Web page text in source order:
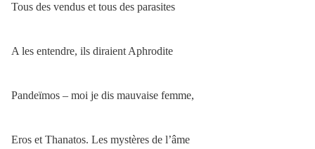
Tous des vendus et tous des parasites
A les entendre, ils diraient Aphrodite
Pandeïmos – moi je dis mauvaise femme,
Eros et Thanatos. Les mystères de l’âme